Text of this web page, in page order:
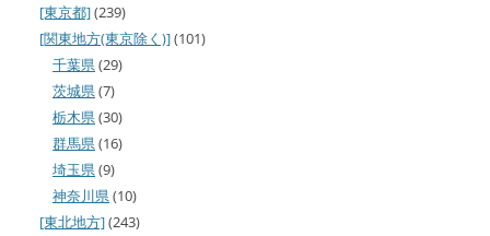
[東京都](239)
[関東地方(東京除く)](101)
千葉県(29)
茨城県(7)
栃木県(30)
群馬県(16)
埼玉県(9)
神奈川県(10)
[東北地方](243)